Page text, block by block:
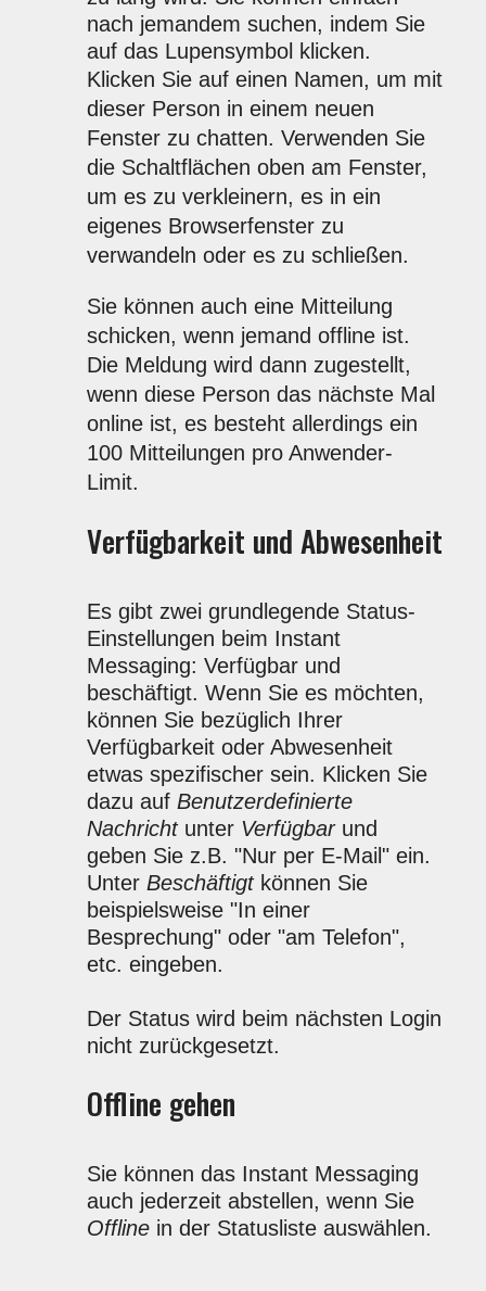
nach jemandem suchen, indem Sie
auf das Lupensymbol klicken.
Klicken Sie auf einen Namen, um mit
dieser Person in einem neuen
Fenster zu chatten. Verwenden Sie
die Schaltflächen oben am Fenster,
um es zu verkleinern, es in ein
eigenes Browserfenster zu
verwandeln oder es zu schließen.
Sie können auch eine Mitteilung
schicken, wenn jemand offline ist.
Die Meldung wird dann zugestellt,
wenn diese Person das nächste Mal
online ist, es besteht allerdings ein
100 Mitteilungen pro Anwender-
Limit.
Verfügbarkeit und Abwesenheit
Es gibt zwei grundlegende Status-
Einstellungen beim Instant
Messaging: Verfügbar und
beschäftigt. Wenn Sie es möchten,
können Sie bezüglich Ihrer
Verfügbarkeit oder Abwesenheit
etwas spezifischer sein. Klicken Sie
dazu auf Benutzerdefinierte
Nachrichtunter Verfügbarund
geben Sie z.B. "Nur per E-Mail" ein.
Unter Beschäftigtkönnen Sie
beispielsweise "In einer
Besprechung" oder "am Telefon",
etc. eingeben.
Der Status wird beim nächsten Login
nicht zurückgesetzt.
Offline gehen
Sie können das Instant Messaging
auch jederzeit abstellen, wenn Sie
Offline in der Statusliste auswählen.